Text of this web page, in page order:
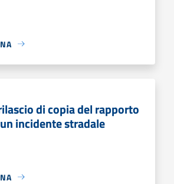
di copia del rapporto
incidente stradale